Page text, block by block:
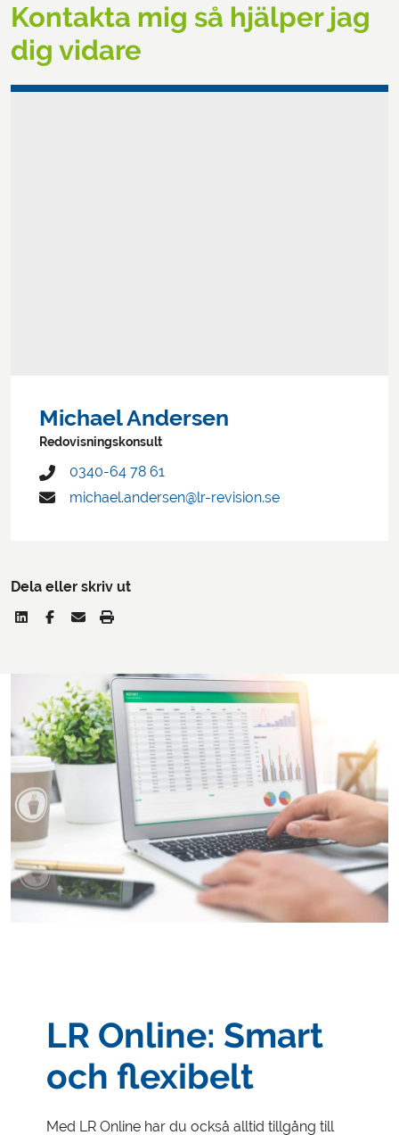
Kontakta mig så hjälper jag
dig vidare
Michael Andersen
Redovisningskonsult
0340-64 78 61
michael.andersen@lr-revision.se
Dela eller skriv ut
LR Online: Smart
och flexibelt
Med LR Online har du också alltid tillgång till